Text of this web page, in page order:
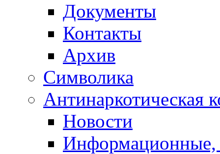
Документы
Контакты
Архив
Символика
Антинаркотическая
Новости
Информационные,